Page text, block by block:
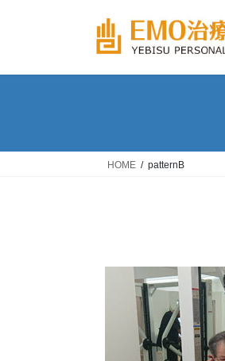
HOME patternB